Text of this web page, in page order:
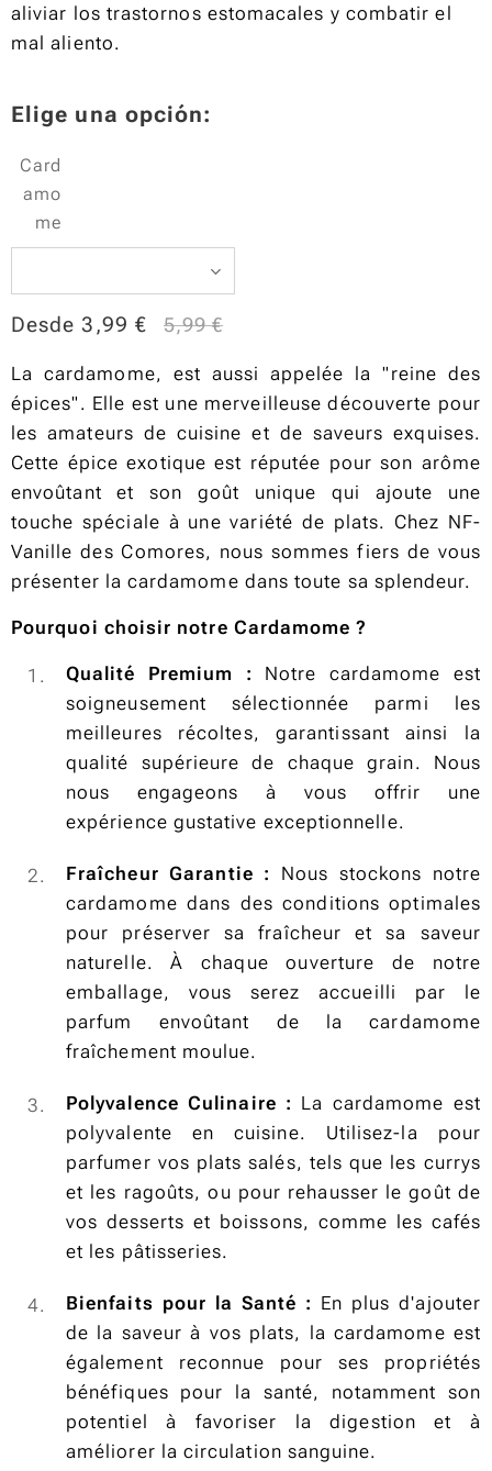
aliviar los trastornos estomacales y combatir el
mal aliento.
Elige una opción:
Card
amo
me
Desde3,99 € 5,99€
La cardamome, est aussi appelée la "reine des
épices". Elle est une merveilleuse découverte pour
les amateurs de cuisine et de saveurs exquises.
Cette épice exotique est réputée pour son arôme
envoûtant et son goût unique qui ajoute une
touche spéciale à une variété de plats. Chez NF-
Vanille des Comores, nous sommes fiers de vous
présenter la cardamome dans toute sa splendeur.
Pourquoi choisir notre Cardamome ?
Qualité Premium : Notre cardamome est
soigneusement sélectionnée parmi les
meilleures récoltes, garantissant ainsi la
qualité supérieure de chaque grain. Nous
nous engageons à vous offrir une
expérience gustative exceptionnelle.
Fraîcheur Garantie :
Nous stockons notre
cardamome dans des conditions optimales
pour préserver sa fraîcheur et sa saveur
naturelle. À chaque ouverture de notre
emballage, vous serez accueilli par le
parfum envoûtant de la cardamome
fraîchement moulue.
Polyvalence Culinaire : La cardamome est
polyvalente en cuisine. Utilisez-la pour
parfumer vos plats salés, tels que les currys
et les ragoûts, ou pour rehausser le goût de
vos desserts et boissons, comme les cafés
et les pâtisseries.
Bienfaits pour la Santé : En plus d'ajouter
de la saveur à vos plats, la cardamome est
également reconnue pour ses propriétés
bénéfiques pour la santé, notamment son
potentiel à favoriser la digestion et à
améliorer la circulation sanguine.